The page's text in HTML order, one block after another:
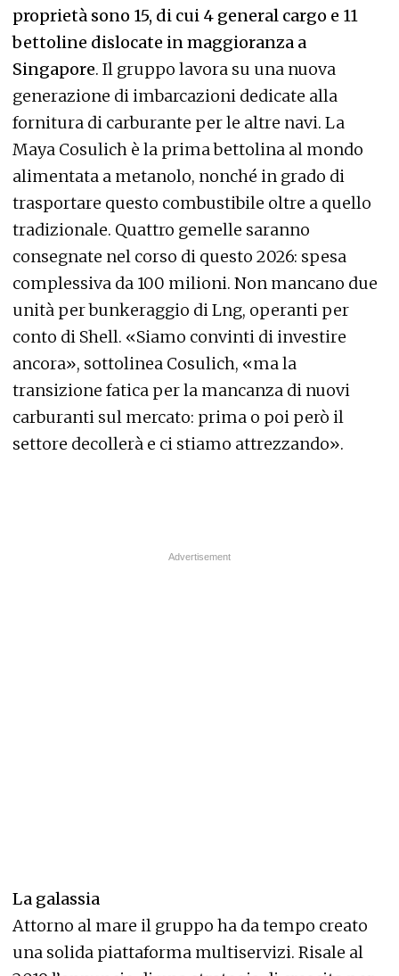
proprietà sono 15, di cui 4 general cargo e 11
bettoline dislocate in maggioranza a
Singapore. Il gruppo lavora su una nuova
generazione di imbarcazioni dedicate alla
fornitura di carburante per le altre navi. La
Maya Cosulich è la prima bettolina al mondo
alimentata a metanolo, nonché in grado di
trasportare questo combustibile oltre a quello
tradizionale. Quattro gemelle saranno
consegnate nel corso di questo 2026: spesa
complessiva da 100 milioni. Non mancano due
unità per bunkeraggio di Lng, operanti per
conto di Shell. «Siamo convinti di investire
ancora», sottolinea Cosulich, «ma la
transizione fatica per la mancanza di nuovi
carburanti sul mercato: prima o poi però il
settore decollerà e ci stiamo attrezzando».
La galassia
Attorno al mare il gruppo ha da tempo creato
una solida piattaforma multiservizi. Risale al